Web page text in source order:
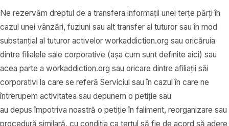
Ne rezervăm dreptul de a transfera informații unei terțe părți în
cazul unei vânzări, fuziuni sau alt transfer al tuturor sau în mod
substanțial al tuturor activelor workaddiction.org sau oricăruia
dintre filialele sale corporative (așa cum sunt definite aici) sau
acea parte a workaddiction.org sau oricare dintre afiliații săi
corporativi la care se referă Serviciul sau în cazul în care ne
întrerupem activitatea sau depunem o petiție sau
au depus împotriva noastră o petiție în faliment, reorganizare sau
procedură similară, cu condiția ca terțul să fie de acord să adere